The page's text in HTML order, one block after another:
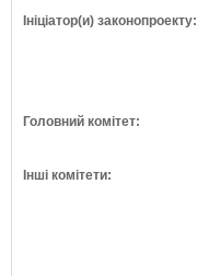
Ініціатор(и) законопроекту:
Головний комітет:
Інші комітети: